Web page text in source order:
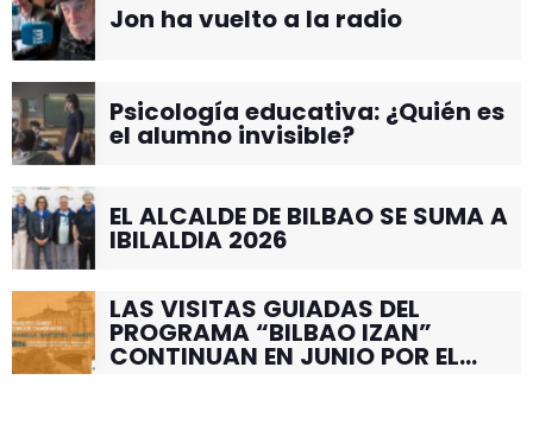
Jon ha vuelto a la radio
Psicología educativa: ¿Quién es
el alumno invisible?
EL ALCALDE DE BILBAO SE SUMA A
IBILALDIA 2026
LAS VISITAS GUIADAS DEL
PROGRAMA “BILBAO IZAN”
CONTINUAN EN JUNIO POR EL